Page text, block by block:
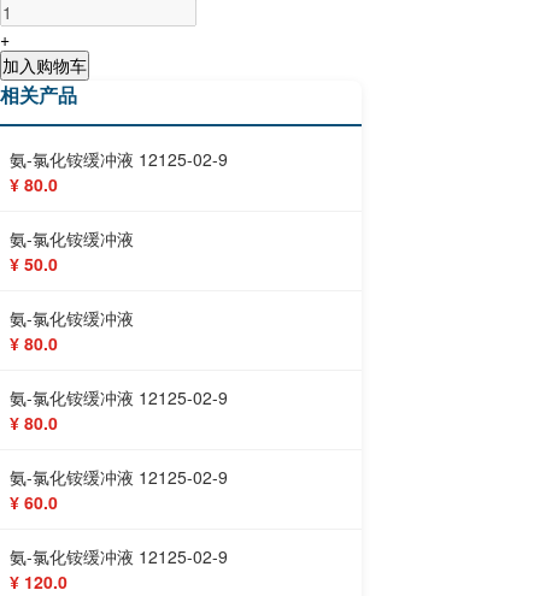
+
加入购物车
相关产品
氨-氯化铵缓冲液 12125-02-9
¥ 80.0
氨-氯化铵缓冲液
¥ 50.0
氨-氯化铵缓冲液
¥ 80.0
氨-氯化铵缓冲液 12125-02-9
¥ 80.0
氨-氯化铵缓冲液 12125-02-9
¥ 60.0
氨-氯化铵缓冲液 12125-02-9
¥ 120.0